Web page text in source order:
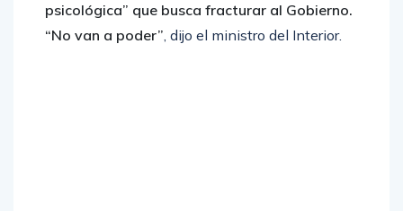
psicológica” que busca fracturar al Gobierno.
“No van a poder”, dijo el ministro del Interior.